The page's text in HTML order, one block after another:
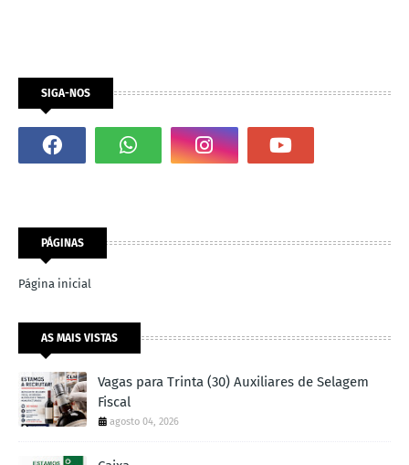
SIGA-NOS
PÁGINAS
Página inicial
AS MAIS VISTAS
Vagas para Trinta (30) Auxiliares de Selagem
Fiscal
agosto 04, 2026